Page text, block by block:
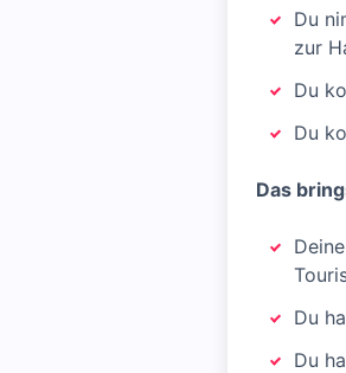
Du
zur
Du
Du
Das
Du
Du